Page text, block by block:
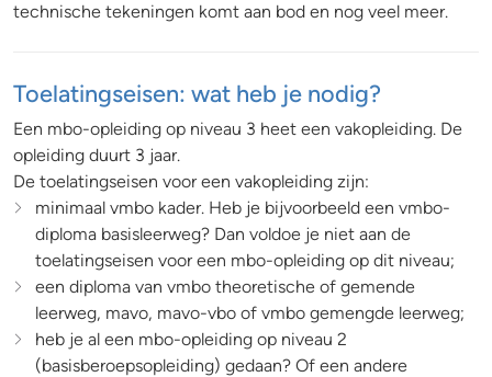
technische tekeningen komt aan bod en nog veel meer.
Toelatingseisen: wat heb je nodig?
Een mbo-opleiding op niveau 3 heet een vakopleiding. De
opleiding duurt 3 jaar.
De toelatingseisen voor een vakopleiding zijn:
minimaal vmbo kader. Heb je bijvoorbeeld een vmbo-
diploma basisleerweg? Dan voldoe je niet aan de
toelatingseisen voor een mbo-opleiding op dit niveau;
een diploma van vmbo theoretische of gemende
leerweg, mavo, mavo-vbo of vmbo gemengde leerweg;
heb je al een mbo-opleiding op niveau 2
(basisberoepsopleiding) gedaan? Of een andere